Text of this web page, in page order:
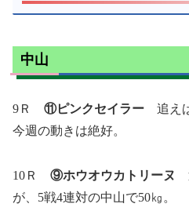
中山
9Ｒ ⑪ピンクセイラー 追え
今週の動きは絶好。
10Ｒ ⑨ホウオウカトリーヌ
が、5戦4連対の中山で50㎏。